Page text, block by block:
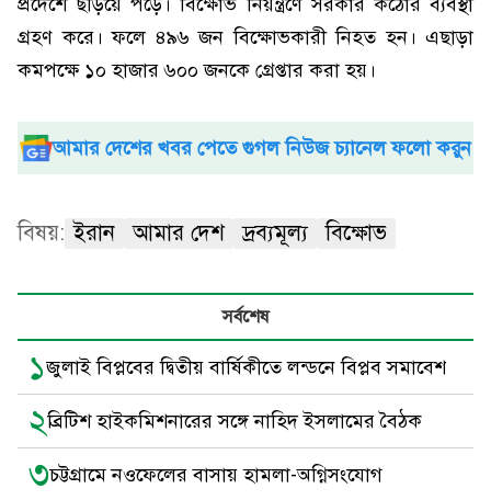
গ্রহণ করে। ফলে ৪৯৬ জন বিক্ষোভকারী নিহত হন। এছাড়া
কমপক্ষে ১০ হাজার ৬০০ জনকে গ্রেপ্তার করা হয়।
আমার দেশের খবর পেতে গুগল নিউজ চ্যানেল ফলো করুন
বিষয়: ইরান আমার দেশ দ্রব্যমূল্য বিক্ষোভ
সর্বশেষ
১জুলাই বিপ্লবের দ্বিতীয় বার্ষিকীতে লন্ডনে বিপ্লব সমাবেশ
২ব্রিটিশ হাইকমিশনারের সঙ্গে নাহিদ ইসলামের বৈঠক
৩চট্টগ্রামে নওফেলের বাসায় হামলা-অগ্নিসংযোগ